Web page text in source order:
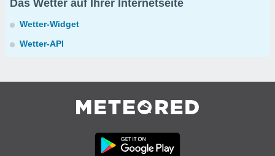
Das Wetter auf Ihrer Internetseite
Wetter-Widget
Wetter-API